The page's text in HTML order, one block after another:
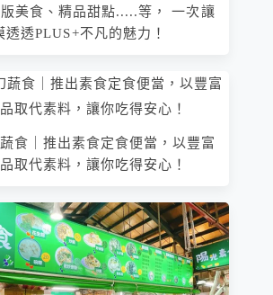
美食、精品甜點.....等， 一次讓
透透PLUS+不凡的魅力！
食｜推出素食定食便當，以豐富
取代素料，讓你吃得安心！